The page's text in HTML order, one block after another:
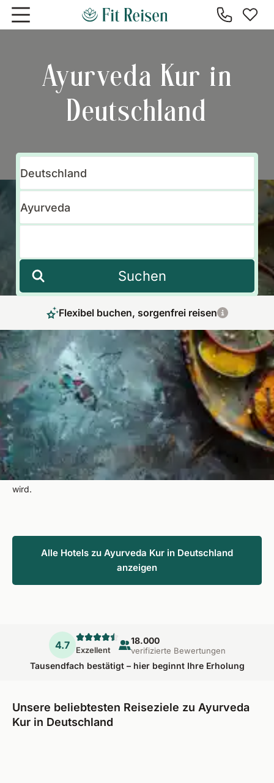
Zum Hauptinhalt springen
Ayurveda Kur in
Deutschland
Suchen
Flexibel buchen, sorgenfrei reisen
Authentische Ayurveda Kuren in Deutschland
– Regeneration in zertifizierten Hotels
Fernöstliche Heilkraft ganz nah: Unsere maßgeschneiderten
Ayurveda Kuren in Deutschland vereinen traditionelle
Anwendungen mit fachkundiger Betreuung. Fit Reisen
begleitet Sie mit über 50 Jahren Erfahrung, damit Ihr
Ayurveda Urlaub zu einer rundum regenerierenden Auszeit
wird.
Alle Hotels zu Ayurveda Kur in Deutschland
anzeigen
4.7 Exzellent
18.000
verifizierte Bewertungen
Tausendfach bestätigt – hier beginnt Ihre Erholung
Unsere beliebtesten Reiseziele zu Ayurveda
Kur in Deutschland